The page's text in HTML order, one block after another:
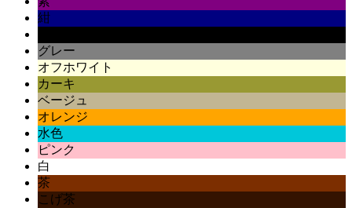
紺
グレー
オフホワイト
カーキ
ベージュ
オレンジ
水色
ピンク
白
茶
こげ茶